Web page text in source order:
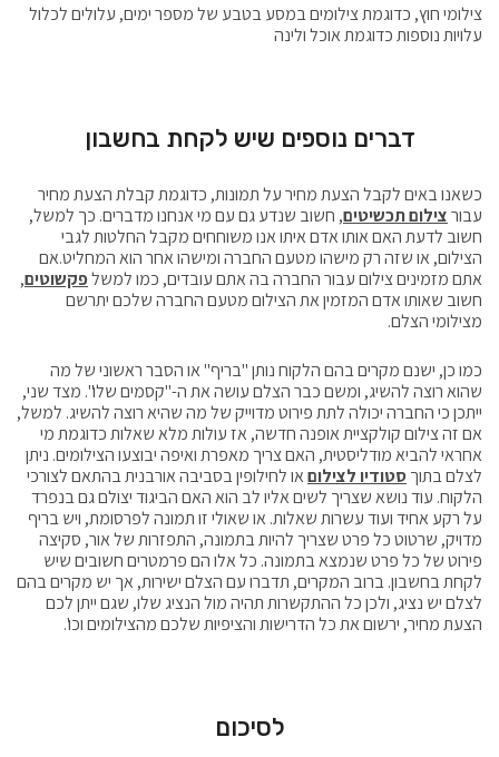
צילומי חוץ, כדוגמת צילומים במסע בטבע של מספר ימים, עלולים לכלול
עלויות נוספות כדוגמת אוכל ולינה
דברים נוספים שיש לקחת בחשבון
כשאנו באים לקבל הצעת מחיר על תמונות, כדוגמת קבלת הצעת מחיר
עבורצילום תכשיטים, חשוב שנדע גם עם מי אנחנו מדברים. כך למשל,
חשוב לדעת האם אותו אדם איתו אנו משוחחים מקבל החלטות לגבי
הצילום, או שזה רק מישהו מטעם החברה ומישהו אחר הוא המחליט.אם
אתם מזמינים צילום עבור החברה בה אתם עובדים, כמו למשלפקשוטים,
חשוב שאותו אדם המזמין את הצילום מטעם החברה שלכם יתרשם
מצילומי הצלם.
כמו כן, ישנם מקרים בהם הלקוח נותן "בריף" או הסבר ראשוני של מה
שהוא רוצה להשיג, ומשם כבר הצלם עושה את ה-"קסמים שלו". מצד שני,
ייתכן כי החברה יכולה לתת פירוט מדוייק של מה שהיא רוצה להשיג. למשל,
אם זה צילום קולקציית אופנה חדשה, אז עולות מלא שאלות כדוגמת מי
אחראי להביא מודליסטית, האם צריך מאפרת ואיפה יבוצעו הצילומים. ניתן
לצלם בתוךסטודיו לצילוםאו לחילופין בסביבה אורבנית בהתאם לצורכי
הלקוח. עוד נושא שצריך לשים אליו לב הוא האם הביגוד יצולם גם בנפרד
על רקע אחיד ועוד עשרות שאלות. או שאולי זו תמונה לפרסומת, ויש בריף
מדויק, שרטוט כל פרט שצריך להיות בתמונה, התפזרות של אור, סקיצה
פירוט של כל פרט שנמצא בתמונה. כל אלו הם פרמטרים חשובים שיש
לקחת בחשבון. ברוב המקרים, תדברו עם הצלם ישירות, אך יש מקרים בהם
לצלם יש נציג, ולכן כל ההתקשרות תהיה מול הנציג שלו, שגם ייתן לכם
הצעת מחיר, ירשום את כל הדרישות והציפיות שלכם מהצילומים וכו'.
לסיכום